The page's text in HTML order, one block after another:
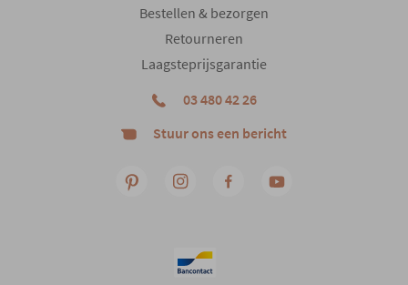
Modern
Bestellen & bezorgen
Retourneren
Laagsteprijsgarantie
03 480 42 26
Stuur ons een bericht